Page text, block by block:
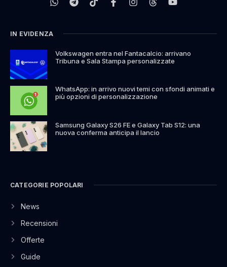
IN EVIDENZA
Volkswagen entra nel Fantacalcio: arrivano
Tribuna e Sala Stampa personalizzate
WhatsApp: in arrivo nuovi temi con sfondi animati e
più opzioni di personalizzazione
Samsung Galaxy S26 FE e Galaxy Tab S12: una
nuova conferma anticipa il lancio
CATEGORIE POPOLARI
News
Recensioni
Offerte
Guide